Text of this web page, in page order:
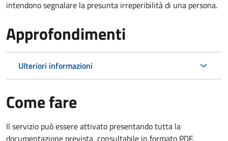
intendono segnalare la presunta irreperibilità di una persona.
Approfondimenti
Ulteriori informazioni
Come fare
Il servizio può essere attivato presentando tutta la
documentazione prevista, consultabile in formato PDF.